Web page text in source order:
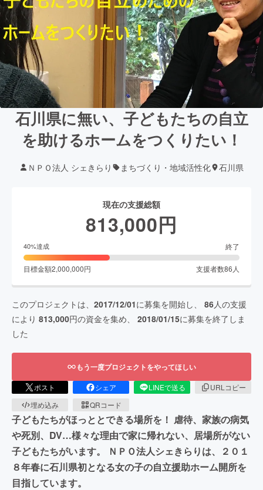
石川県に無い、子どもたちの自立
を助けるホームをつくりたい！
ＮＰＯ法人 シェきらり まちづくり・地域活性化 石川県
現在の支援総額
813,000円
40%達成 終了
目標金額2,000,000円 支援者数86 人
このプロジェクトは、 2017/12/01に募集を開始し、 86人の支援
により 813,000円の資金を集め、 2018/01/15に募集を終了しま
した
もう一度プロジェクトをやってほしい
ポスト シェア LINEで送る
URLコピー
埋め込み
QRコード
子どもたちがほっととできる場所を！ 虐待、家族の病気
や死別、DV…様々な理由で家に帰れない、居場所がない
子どもたちがいます。 ＮＰＯ法人シェきらりは、２０１
８年春に石川県初となる女の子の自立援助ホーム開所を
目指しています。